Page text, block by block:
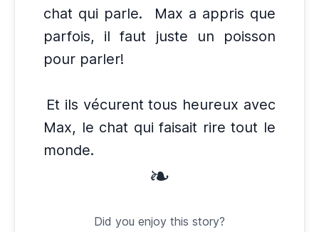
chat qui parle.
Max a appris que
parfois, il faut juste un poisson
pour parler!
Et ils vécurent tous heureux avec
Max, le chat qui faisait rire tout le
monde.
❧
Did you enjoy this story?